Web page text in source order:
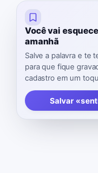
Você vai
amanhã
Salve a palavra e te
para que fique
cadastro em um
Salvar